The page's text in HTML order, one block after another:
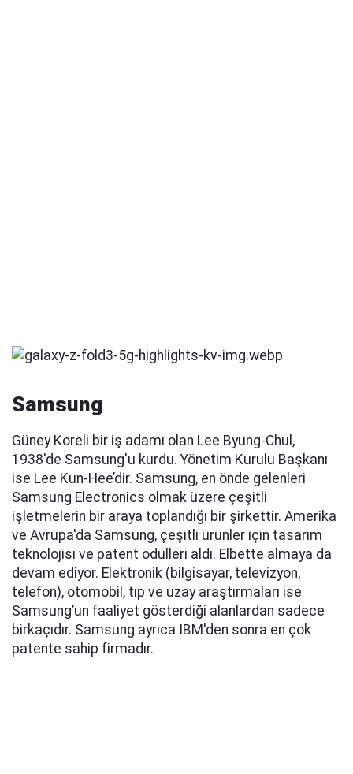
Samsung
Güney Koreli bir iş adamı olan Lee Byung-Chul,
1938'de Samsung'u kurdu. Yönetim Kurulu Başkanı
ise Lee Kun-Hee’dir. Samsung, en önde gelenleri
Samsung Electronics olmak üzere çeşitli
işletmelerin bir araya toplandığı bir şirkettir. Amerika
ve Avrupa'da Samsung, çeşitli ürünler için tasarım
teknolojisi ve patent ödülleri aldı. Elbette almaya da
devam ediyor. Elektronik (bilgisayar, televizyon,
telefon), otomobil, tıp ve uzay araştırmaları ise
Samsung’un faaliyet gösterdiği alanlardan sadece
birkaçıdır. Samsung ayrıca IBM'den sonra en çok
patente sahip firmadır.